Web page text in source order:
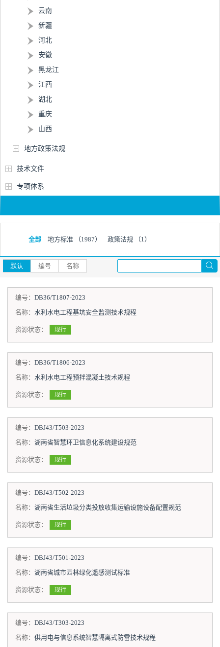
云南
新疆
河北
安徽
黑龙江
江西
湖北
重庆
山西
地方政策法规
技术文件
专项体系
全部 地方标准 （1987） 政策法规 （1）
默认 编号 名称
编号： DB36/T1807-2023
名称： 水利水电工程基坑安全监测技术规程
资源状态： 现行
编号： DB36/T1806-2023
名称： 水利水电工程预拌混凝土技术规程
资源状态： 现行
编号： DBJ43/T503-2023
名称： 湖南省智慧环卫信息化系统建设规范
资源状态： 现行
编号： DBJ43/T502-2023
名称： 湖南省生活垃圾分类投放收集运输设施设备配置规范
资源状态： 现行
编号： DBJ43/T501-2023
名称： 湖南省城市园林绿化遥感测试标准
资源状态： 现行
编号： DBJ43/T303-2023
名称： 供用电与信息系统智慧隔离式防雷技术规程